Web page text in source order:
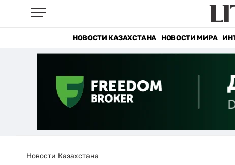
НОВОСТИ КАЗАХСТАНА НОВОСТИ МИРА
Новости Казахстана